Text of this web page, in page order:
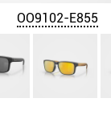
OO9102-E855